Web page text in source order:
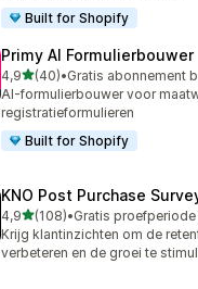
Built for Shopify
Primy AI Formulierbouwer
4,9van 5 sterren
(40)
40 recensies in totaal
•
AI-formulierbouwer voor
registratieformulieren
Built for Shopify
KNO Post Purchase
4,9van 5 sterren
(108)
108 recensies in totaal
•
Krijg klantinzichten om de
verbeteren en de groei te